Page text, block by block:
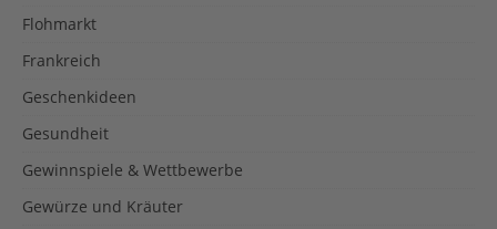
Flohmarkt
Frankreich
Geschenkideen
Gesundheit
Gewinnspiele & Wettbewerbe
Gewürze und Kräuter